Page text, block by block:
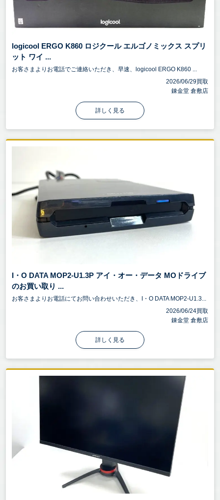
logicool ERGO K860 ロジクール エルゴノミックス スプリ
ット ワイ ...
お客さまよりお電話でご連絡いただき、早速、logicool ERGO K860 ...
2026/06/29買取
錬金堂 倉敷店
詳しく見る
I・O DATA MOP2-U1.3P アイ・オー・データ MOドライブ
のお買い取り ...
お客さまよりお電話にてお問い合わせいただき、I・O DATA MOP2-U1.3...
2026/06/24買取
錬金堂 倉敷店
詳しく見る